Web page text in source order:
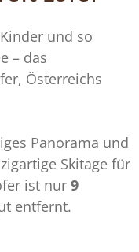
und so
– das
Österreichs
Panorama und
Skitage für
ist nur 9
entfernt.